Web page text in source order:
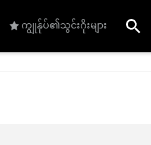
ကျွုန်ုပ်၏သွင်းဂိုးများ